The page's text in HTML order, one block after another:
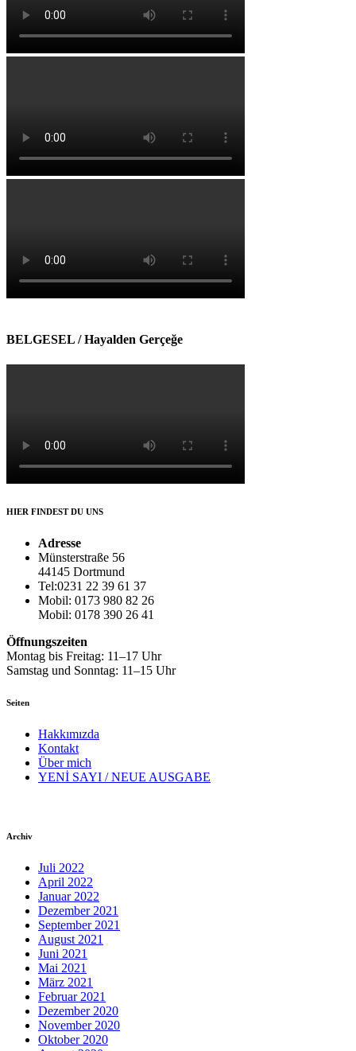
BELGESEL / Hayalden Gerçeğe
HIER FINDEST DU UNS
Adresse
Münsterstraße 56
44145 Dortmund
Tel:0231 22 39 61 37
Mobil: 0173 980 82 26
Mobil: 0178 390 26 41
Öffnungszeiten
Montag bis Freitag: 11–17 Uhr
Samstag und Sonntag: 11–15 Uhr
Seiten
Hakkımızda
Kontakt
Über mich
YENİ SAYI / NEUE AUSGABE
Archiv
Juli 2022
April 2022
Januar 2022
Dezember 2021
September 2021
August 2021
Juni 2021
Mai 2021
März 2021
Februar 2021
Dezember 2020
November 2020
Oktober 2020